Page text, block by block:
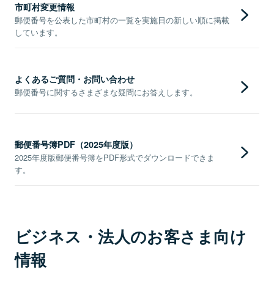
市町村変更情報
郵便番号を公表した市町村の一覧を実施日の新しい順に掲載
しています。
よくあるご質問・お問い合わせ
郵便番号に関するさまざまな疑問にお答えします。
郵便番号簿PDF（2025年度版）
2025年度版郵便番号簿をPDF形式でダウンロードできま
す。
ビジネス・法人のお客さま向け
情報